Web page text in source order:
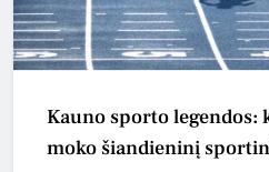
Kauno sporto legendos:
moko šiandieninį